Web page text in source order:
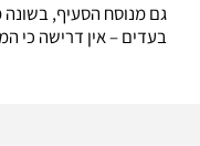
בעדים – אין דרישה כי